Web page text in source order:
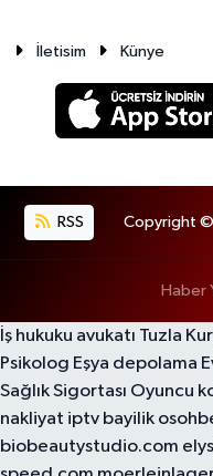
İletisim Künye
RSS Copyright
Haber
İş hukuku avukatı Tuzla
Psikolog Eşya depolama
Sağlık Sigortası Oyuncu
nakliyat iptv bayilik
biobeautystudio.com